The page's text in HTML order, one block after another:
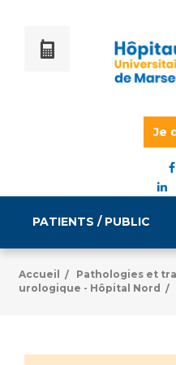
Je
PATIENTS / PUBLIC
Informations
Égalité
Emploi / formation
Accueil / Pathologies et
urologique - Hôpital Nord /